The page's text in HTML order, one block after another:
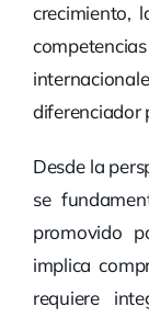
crecimiento,
diferenciador
Desde la
se
promovido
implica
requiere